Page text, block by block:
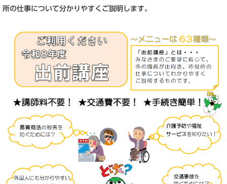
所の仕事について分かりやすくご説明します。